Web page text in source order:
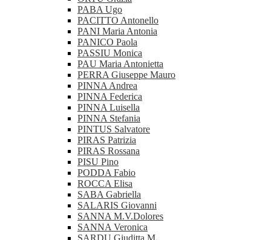
PABA Ugo
PACITTO Antonello
PANI Maria Antonia
PANICO Paola
PASSIU Monica
PAU Maria Antonietta
PERRA Giuseppe Mauro
PINNA Andrea
PINNA Federica
PINNA Luisella
PINNA Stefania
PINTUS Salvatore
PIRAS Patrizia
PIRAS Rossana
PISU Pino
PODDA Fabio
ROCCA Elisa
SABA Gabriella
SALARIS Giovanni
SANNA M.V.Dolores
SANNA Veronica